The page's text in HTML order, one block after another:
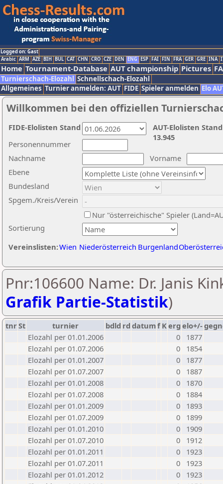
Logged on: Gast
Arabic ARM AZE BIH BUL CAT CHN CRO CZE DEN ENG ESP FAI FIN FRA GER GRE INA
Home Tournament-Database AUT championship Pictures
Turnierschach-Elozahl Schnellschach-Elozahl
Allgemeines Turnier anmelden: AUT FIDE Spieler anmelden Elo
Willkommen bei den offiziellen
Nachname
Vorname
Ebene
Sortierung
Personennummer
Bundesland
Spgem./Kreis/Verein
Nur "österreichische" Spieler
Vereinslisten:Wien Niederösterreich Burgenland
AUT-Elolisten
13.945
FIDE-Elolisten Stand
Pnr:106600 Name: Dr. Janis
Grafik Partie-Statistik)
tnrSt turnier bdld rd datumf Kerg elo+/-
Elozahl per 01.01.2006
0
1877
Elozahl per 01.07.2006
0
1854
Elozahl per 01.01.2007
0
1877
Elozahl per 01.07.2007
0
1887
Elozahl per 01.01.2008
0
1870
Elozahl per 01.07.2008
0
1884
Elozahl per 01.01.2009
0
1893
Elozahl per 01.07.2009
0
1899
Elozahl per 01.01.2010
0
1909
Elozahl per 01.07.2010
0
1912
Elozahl per 01.01.2011
0
1923
Elozahl per 01.07.2011
0
1923
Elozahl per 01.01.2012
0
1923